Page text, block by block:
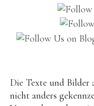
Die Texte und Bilder
nicht anders